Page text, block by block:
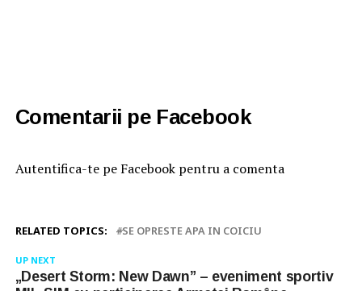
Comentarii pe Facebook
Autentifica-te pe Facebook pentru a comenta
RELATED TOPICS: SE OPRESTE APA IN COICIU
UP NEXT
„Desert Storm: New Dawn” – eveniment sportiv